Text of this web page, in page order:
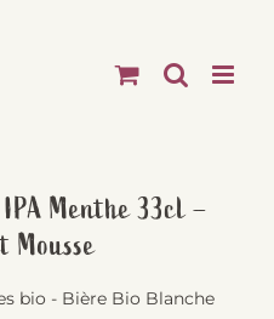
Menthe 33cl –
Mousse
bio - Bière Bio Blanche